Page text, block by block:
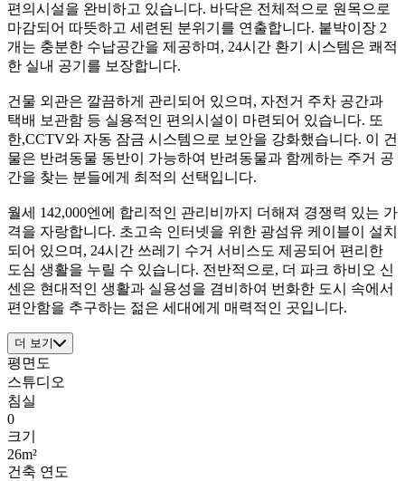
편의시설을 완비하고 있습니다. 바닥은 전체적으로 원목으로
마감되어 따뜻하고 세련된 분위기를 연출합니다. 붙박이장 2
개는 충분한 수납공간을 제공하며, 24시간 환기 시스템은 쾌적
한 실내 공기를 보장합니다.
건물 외관은 깔끔하게 관리되어 있으며, 자전거 주차 공간과
택배 보관함 등 실용적인 편의시설이 마련되어 있습니다. 또
한,CCTV와 자동 잠금 시스템으로 보안을 강화했습니다. 이 건
물은 반려동물 동반이 가능하여 반려동물과 함께하는 주거 공
간을 찾는 분들에게 최적의 선택입니다.
월세 142,000엔에 합리적인 관리비까지 더해져 경쟁력 있는 가
격을 자랑합니다. 초고속 인터넷을 위한 광섬유 케이블이 설치
되어 있으며, 24시간 쓰레기 수거 서비스도 제공되어 편리한
도심 생활을 누릴 수 있습니다. 전반적으로, 더 파크 하비오 신
센은 현대적인 생활과 실용성을 겸비하여 번화한 도시 속에서
편안함을 추구하는 젊은 세대에게 매력적인 곳입니다.
더 보기
평면도
스튜디오
침실
0
크기
26m²
건축 연도